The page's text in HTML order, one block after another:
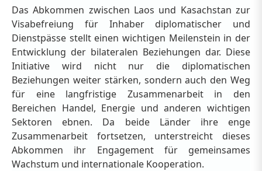
Das Abkommen zwischen Laos und Kasachstan zur
Visabefreiung für Inhaber diplomatischer und
Dienstpässe stellt einen wichtigen Meilenstein in der
Entwicklung der bilateralen Beziehungen dar. Diese
Initiative wird nicht nur die diplomatischen
Beziehungen weiter stärken, sondern auch den Weg
für eine langfristige Zusammenarbeit in den
Bereichen Handel, Energie und anderen wichtigen
Sektoren ebnen. Da beide Länder ihre enge
Zusammenarbeit fortsetzen, unterstreicht dieses
Abkommen ihr Engagement für gemeinsames
Wachstum und internationale Kooperation.